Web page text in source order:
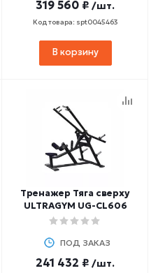
319 560 ₽ /шт.
Код товара: spt0045463
В корзину
Тренажер Тяга сверху
ULTRAGYM UG-CL606
ПОД ЗАКАЗ
241 432 ₽ /шт.